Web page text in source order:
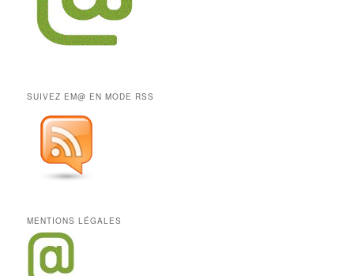
SUIVEZ EM@ EN MODE RSS
MENTIONS LÉGALES